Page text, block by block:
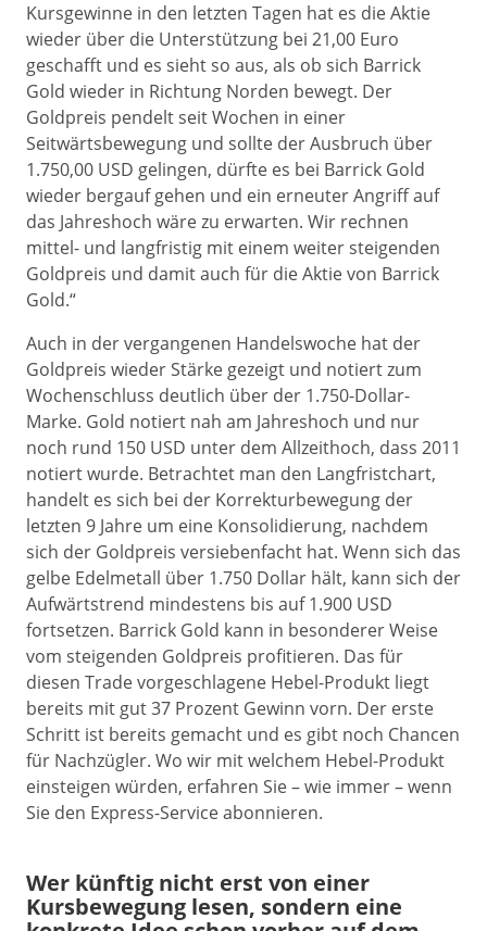
Kursgewinne in den letzten Tagen hat es die Aktie
wieder über die Unterstützung bei 21,00 Euro
geschafft und es sieht so aus, als ob sich Barrick
Gold wieder in Richtung Norden bewegt. Der
Goldpreis pendelt seit Wochen in einer
Seitwärtsbewegung und sollte der Ausbruch über
1.750,00 USD gelingen, dürfte es bei Barrick Gold
wieder bergauf gehen und ein erneuter Angriff auf
das Jahreshoch wäre zu erwarten. Wir rechnen
mittel- und langfristig mit einem weiter steigenden
Goldpreis und damit auch für die Aktie von Barrick
Gold.“
Auch in der vergangenen Handelswoche hat der
Goldpreis wieder Stärke gezeigt und notiert zum
Wochenschluss deutlich über der 1.750-Dollar-
Marke. Gold notiert nah am Jahreshoch und nur
noch rund 150 USD unter dem Allzeithoch, dass 2011
notiert wurde. Betrachtet man den Langfristchart,
handelt es sich bei der Korrekturbewegung der
letzten 9 Jahre um eine Konsolidierung, nachdem
sich der Goldpreis versiebenfacht hat. Wenn sich das
gelbe Edelmetall über 1.750 Dollar hält, kann sich der
Aufwärtstrend mindestens bis auf 1.900 USD
fortsetzen. Barrick Gold kann in besonderer Weise
vom steigenden Goldpreis profitieren. Das für
diesen Trade vorgeschlagene Hebel-Produkt liegt
bereits mit gut 37 Prozent Gewinn vorn. Der erste
Schritt ist bereits gemacht und es gibt noch Chancen
für Nachzügler. Wo wir mit welchem Hebel-Produkt
einsteigen würden, erfahren Sie – wie immer – wenn
Sie den Express-Service abonnieren.
Wer künftig nicht erst von einer
Kursbewegung lesen, sondern eine